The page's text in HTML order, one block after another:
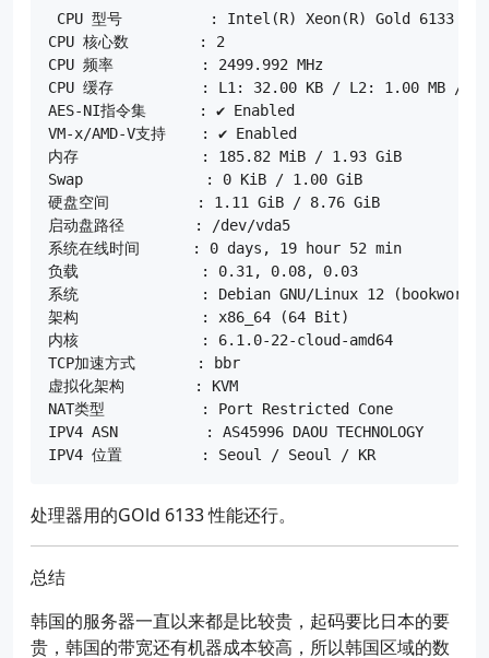
CPU 型号          : Intel(R) Xeon(R) Gold 6133 CPU
CPU 核心数        : 2
CPU 频率          : 2499.992 MHz
CPU 缓存          : L1: 32.00 KB / L2: 1.00 MB /
AES-NI指令集      : ✔ Enabled
VM-x/AMD-V支持    : ✔ Enabled
内存              : 185.82 MiB / 1.93 GiB
Swap              : 0 KiB / 1.00 GiB
硬盘空间          : 1.11 GiB / 8.76 GiB
启动盘路径        : /dev/vda5
系统在线时间      : 0 days, 19 hour 52 min
负载              : 0.31, 0.08, 0.03
系统              : Debian GNU/Linux 12 (bookworm)
架构              : x86_64 (64 Bit)
内核              : 6.1.0-22-cloud-amd64
TCP加速方式       : bbr
虚拟化架构        : KVM
NAT类型           : Port Restricted Cone
IPV4 ASN          : AS45996 DAOU TECHNOLOGY
处理器用的GOld 6133 性能还行。
总结
韩国的服务器一直以来都是比较贵，起码要比日本的要
贵，韩国的带宽还有机器成本较高，所以韩国区域的数